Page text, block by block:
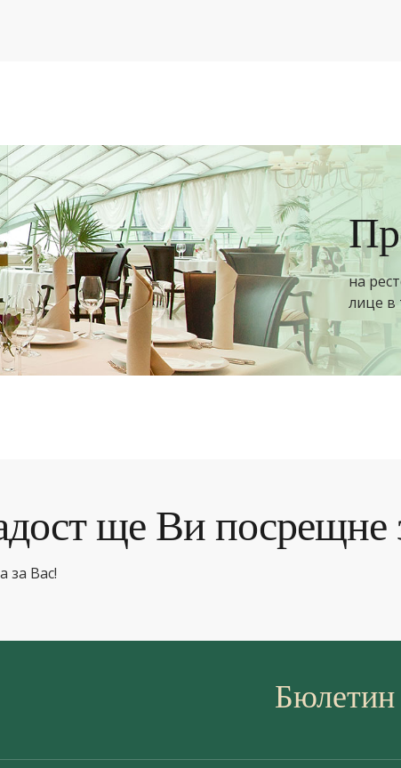
на
лице в
ще Ви посрещне
за Вас!
Бюлетин